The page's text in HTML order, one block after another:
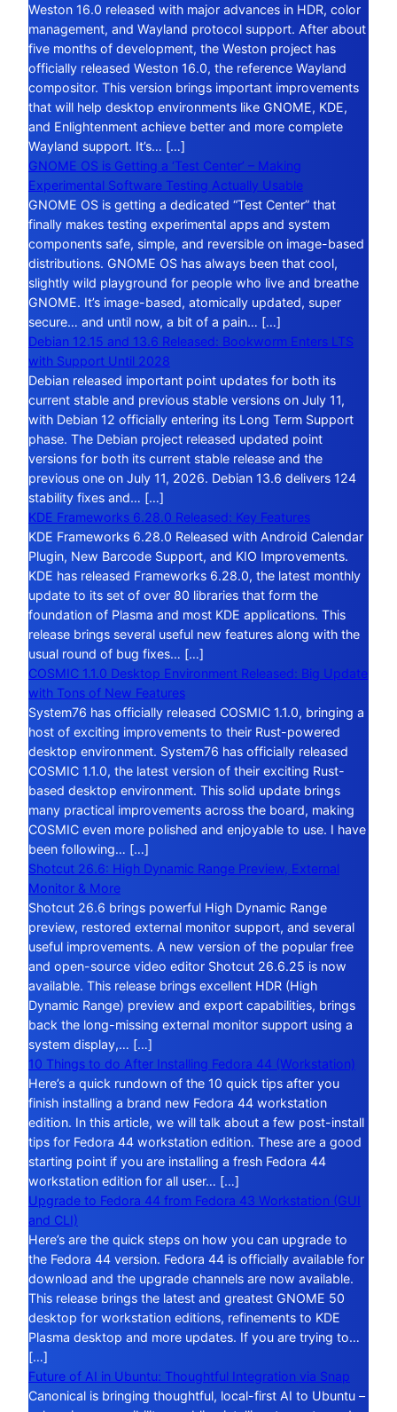
Weston 16.0 released with major advances in HDR, color
management, and Wayland protocol support. After about
five months of development, the Weston project has
officially released Weston 16.0, the reference Wayland
compositor. This version brings important improvements
that will help desktop environments like GNOME, KDE,
and Enlightenment achieve better and more complete
Wayland support. It’s… […]
GNOME OS is Getting a ‘Test Center’ – Making
Experimental Software Testing Actually Usable
GNOME OS is getting a dedicated “Test Center” that
finally makes testing experimental apps and system
components safe, simple, and reversible on image-based
distributions. GNOME OS has always been that cool,
slightly wild playground for people who live and breathe
GNOME. It’s image-based, atomically updated, super
secure… and until now, a bit of a pain… […]
Debian 12.15 and 13.6 Released: Bookworm Enters LTS
with Support Until 2028
Debian released important point updates for both its
current stable and previous stable versions on July 11,
with Debian 12 officially entering its Long Term Support
phase. The Debian project released updated point
versions for both its current stable release and the
previous one on July 11, 2026. Debian 13.6 delivers 124
stability fixes and… […]
KDE Frameworks 6.28.0 Released: Key Features
KDE Frameworks 6.28.0 Released with Android Calendar
Plugin, New Barcode Support, and KIO Improvements.
KDE has released Frameworks 6.28.0, the latest monthly
update to its set of over 80 libraries that form the
foundation of Plasma and most KDE applications. This
release brings several useful new features along with the
usual round of bug fixes… […]
COSMIC 1.1.0 Desktop Environment Released: Big Update
with Tons of New Features
System76 has officially released COSMIC 1.1.0, bringing a
host of exciting improvements to their Rust-powered
desktop environment. System76 has officially released
COSMIC 1.1.0, the latest version of their exciting Rust-
based desktop environment. This solid update brings
many practical improvements across the board, making
COSMIC even more polished and enjoyable to use. I have
been following… […]
Shotcut 26.6: High Dynamic Range Preview, External
Monitor & More
Shotcut 26.6 brings powerful High Dynamic Range
preview, restored external monitor support, and several
useful improvements. A new version of the popular free
and open-source video editor Shotcut 26.6.25 is now
available. This release brings excellent HDR (High
Dynamic Range) preview and export capabilities, brings
back the long-missing external monitor support using a
system display,… […]
10 Things to do After Installing Fedora 44 (Workstation)
Here’s a quick rundown of the 10 quick tips after you
finish installing a brand new Fedora 44 workstation
edition. In this article, we will talk about a few post-install
tips for Fedora 44 workstation edition. These are a good
starting point if you are installing a fresh Fedora 44
workstation edition for all user… […]
Upgrade to Fedora 44 from Fedora 43 Workstation (GUI
and CLI)
Here’s are the quick steps on how you can upgrade to
the Fedora 44 version. Fedora 44 is officially available for
download and the upgrade channels are now available.
This release brings the latest and greatest GNOME 50
desktop for workstation editions, refinements to KDE
Plasma desktop and more updates. If you are trying to…
[…]
Future of AI in Ubuntu: Thoughtful Integration via Snap
Canonical is bringing thoughtful, local-first AI to Ubuntu –